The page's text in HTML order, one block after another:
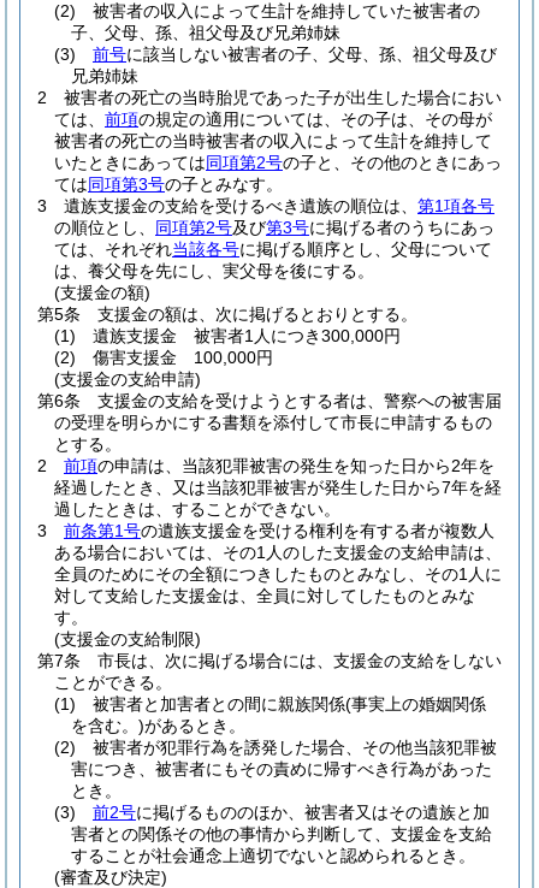
(2)
被害者の収入によって生計を維持していた被害者の
子、父母、孫、祖父母及び兄弟姉妹
(3)
前号に該当しない被害者の子、父母、孫、祖父母及び
兄弟姉妹
2
被害者の死亡の当時胎児であった子が出生した場合におい
ては、 前項の規定の適用については、その子は、その母が
被害者の死亡の当時被害者の収入によって生計を維持して
いたときにあっては同項第2号の子と、その他のときにあっ
ては同項第3号の子とみなす。
3
遺族支援金の支給を受けるべき遺族の順位は、 第1項各号
の順位とし、 同項第2号及び第3号に掲げる者のうちにあっ
ては、それぞれ当該各号に掲げる順序とし、父母について
は、養父母を先にし、実父母を後にする。
(支援金の額)
第5条
支援金の額は、次に掲げるとおりとする。
(1)
遺族支援金 被害者1人につき300,000円
(2)
傷害支援金 100,000円
(支援金の支給申請)
第6条
支援金の支給を受けようとする者は、警察への被害届
の受理を明らかにする書類を添付して市長に申請するもの
とする。
2
前項の申請は、当該犯罪被害の発生を知った日から2年を
経過したとき、又は当該犯罪被害が発生した日から7年を経
過したときは、することができない。
3
前条第1号の遺族支援金を受ける権利を有する者が複数人
ある場合においては、その1人のした支援金の支給申請は、
全員のためにその全額につきしたものとみなし、その1人に
対して支給した支援金は、全員に対してしたものとみな
す。
(支援金の支給制限)
第7条
市長は、次に掲げる場合には、支援金の支給をしない
ことができる。
(1)
被害者と加害者との間に親族関係(事実上の婚姻関係
を含む。)があるとき。
(2)
被害者が犯罪行為を誘発した場合、その他当該犯罪被
害につき、被害者にもその責めに帰すべき行為があった
とき。
(3)
前2号に掲げるもののほか、被害者又はその遺族と加
害者との関係その他の事情から判断して、支援金を支給
することが社会通念上適切でないと認められるとき。
(審査及び決定)